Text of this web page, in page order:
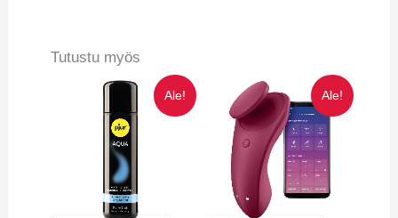
Tutustu myös
Ale!
Alkuperäinen
oli:
31,79€.
Nykyinen
hinta
Ale!
Alkuperäinen
hinta
oli:
43,99€.
Nykyinen
hinta
on:
35,19€.